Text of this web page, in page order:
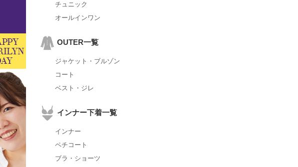
チュニック
オールインワン
OUTER一覧
ジャケット・ブルゾン
コート
ベスト・ジレ
インナー下着一覧
インナー
ペチコート
ブラ・ショーツ